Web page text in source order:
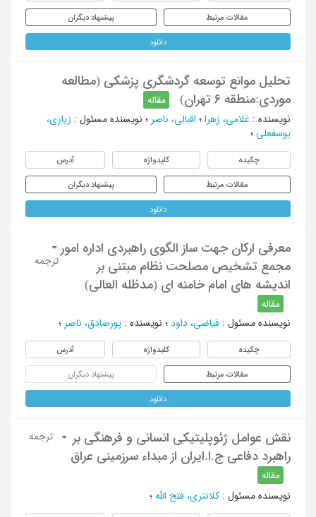
مقالات مرتبط پیشنهاد دیگران
دانلود
تحلیل موانع توسعه گردشگری پزشکی (مطالعه
موردی:منطقه ۶ تهران)
مقاله
نویسنده : غلامی، زهرا ؛ اقبالی، ناصر ؛ نویسنده مسئول : زیاری،
یوسفعلی ؛
چکیده کلیدواژه آدرس
مقالات مرتبط پیشنهاد دیگران
دانلود
معرفی ارکان جهت ساز الگوی راهبردی اداره امور
مجمع تشخیص مصلحت نظام مبتنی بر
اندیشه های امام خامنه ای (مدظله العالی)
مقاله
ترجمه
نویسنده مسئول : فیاضی، داود ؛ نویسنده : پورصادق، ناصر ؛
چکیده کلیدواژه آدرس
مقالات مرتبط پیشنهاد دیگران
دانلود
نقش عوامل ژئوپلیتیکی انسانی و فرهنگی بر
راهبرد دفاعی ج.ا.ایران از مبداء سرزمینی عراق
مقاله
ترجمه
نویسنده مسئول : کلانتری، فتح الله ؛